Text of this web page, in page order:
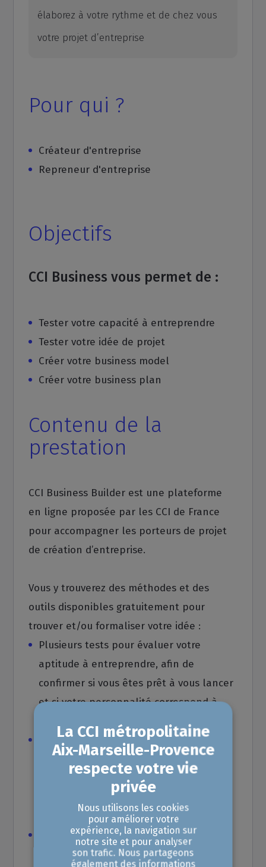
élaborez à votre rythme et de chez vous
votre projet d’entreprise
Pour qui ?
Créateur d'entreprise
Repreneur d'entreprise
Objectifs
CCI Business vous permet de :
Tester votre capacité à entreprendre
Tester votre idée de projet
Créer votre business model
Créer votre business plan
Contenu de la
prestation
CCI Business Builder est une plateforme
en ligne proposée par les CCI de France
pour accompagner les porteurs de projet
de création d’entreprise.
Vous y trouverez des méthodes et des
outils disponibles gratuitement pour
trouver et/ou formaliser votre idée :
Plusieurs tests pour évaluer votre
aptitude à entreprendre, afin de
confirmer si vous êtes prêt à vous lancer
et si votre personnalité correspond à
Des fiches pratiques en création
d'entreprise : des conseils pour l'étude
de marché, la stratégie opérationnelle,
l'aspect financier, les notions juridiques,
Un aide à la création du business model
et du business plan étape par étape.
Nous utilisons les cookies
pour améliorer votre
expérience, la navigation sur
notre site et pour analyser
son trafic. Nous partageons
également des informations